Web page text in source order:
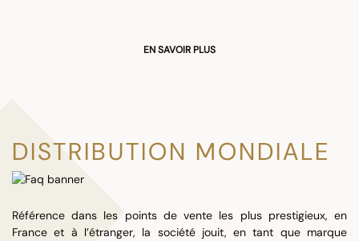
EN SAVOIR PLUS
DISTRIBUTION MONDIALE
Référence dans les points de vente les plus prestigieux, en
France et à l’étranger, la société jouit, en tant que marque